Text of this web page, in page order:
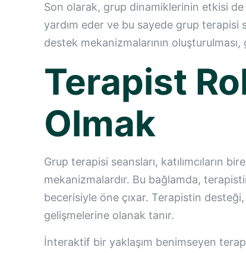
Son olarak, grup dinamiklerinin etkisi de
yardım eder ve bu sayede grup terapisi
destek mekanizmalarının
Terapist
Olmak
Grup terapisi seansları, katılımcıların
mekanizmalardır. Bu bağlamda,
becerisiyle öne çıxar. Terapistin
gelişmelerine olanak tanır.
İnteraktif bir yaklaşım benimseyen